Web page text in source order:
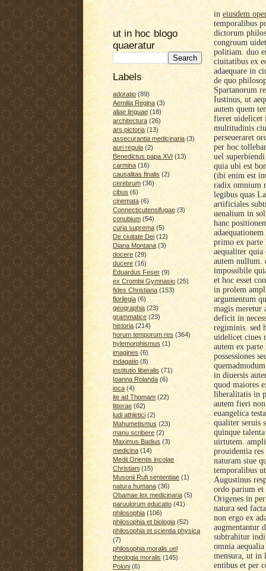
ut in hoc blogo
quaeratur
Labels
adoratio (89)
Aemilia Regina (3)
aliae linguae (18)
architectura (26)
ars pictoria (13)
assecurantia medicinaria (3)
auri regula (2)
Benedictus papa XVI (13)
carmina (16)
causalitas finalis (2)
cerebrum (36)
cibus (6)
cinemata (6)
Connecticutensifugae (3)
conubium (54)
curia suprema (5)
De ciuitate Dei (12)
Diana Montana (3)
docere (29)
ducere (16)
Eduardus Feser (9)
ex Crombii Gymnasio (25)
fides Christiana (153)
florilegia (6)
geographia (23)
grammatice (23)
historia (214)
horum temporum res (364)
hylemorphismus (1)
imagines (6)
indagatio (8)
institutio liberalis (71)
Ioanna Rolanda (6)
ioca (4)
ite ad Thomam (22)
litterae (62)
ludi athletici (2)
Mahumetismus (23)
manu scribere (2)
Maximus Badius (3)
medicina (14)
Medii Orientis incolae
Christiani (15)
Musonii Rufi sententiae (1)
natura humana (36)
Obamae lex medicinaria (5)
paruulorum educatio (41)
philosophia (106)
philosophia et biologia (52)
philosophia et scientia physica
(7)
philosophia moralis uel
theologia moralis (145)
Poloni (6)
in eiusdem
temporalibus
dictorum
congruum
politiam. duo
ciuitatibus ex
adaequare in
de quo
Spartanorum
Iustinus, ut
autem quem
fieret uidelicet
multitudinis
perseueraret
per hoc
uel
quia ubi est
(ibi enim est
radix omnium
legibus quas
artificiales
uenalium in
hanc
primo ex parte
aequaliter
autem nullum.
impossibile
et hoc esset
in prolem
argumentum
magis meretur
deficit in
regiminis. sed
uidelicet ciues
autem ex parte
possessiones
in diuersis
quod maiores
liberalitatis in
autem fieri non
euangelica
qualiter seruis
quinque
uirtutem.
prouidentia res
naturam siue
temporalibus
Augustinus
ordo parium et
Origenes in
natura sed
non ergo ex
augmentantur
subtrahitur
omnia
mensura, ut in
entibus et per